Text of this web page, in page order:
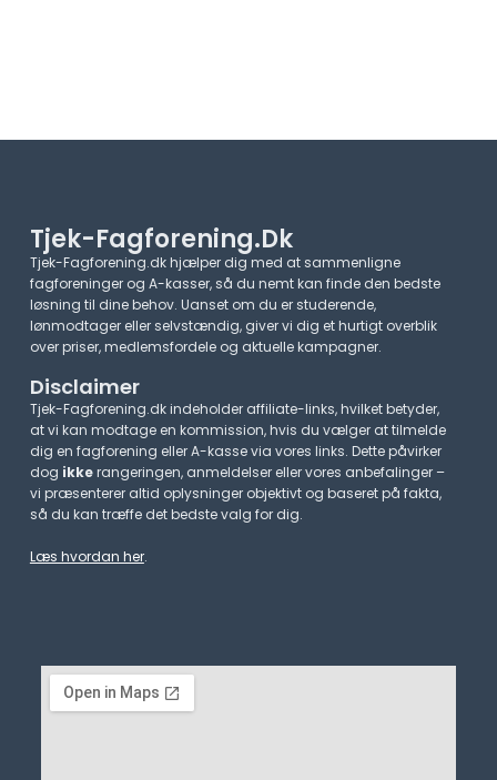
Tjek-Fagforening.dk
Tjek-Fagforening.dk hjælper dig med at sammenligne
fagforeninger og A-kasser, så du nemt kan finde den bedste
løsning til dine behov. Uanset om du er studerende,
lønmodtager eller selvstændig, giver vi dig et hurtigt overblik
over priser, medlemsfordele og aktuelle kampagner.​
Disclaimer
Tjek-Fagforening.dk indeholder affiliate-links, hvilket betyder,
at vi kan modtage en kommission, hvis du vælger at tilmelde
dig en fagforening eller A-kasse via vores links. Dette påvirker
dog ikkerangeringen, anmeldelser eller vores anbefalinger –
vi præsenterer altid oplysninger objektivt og baseret på fakta,
så du kan træffe det bedste valg for dig.
Læs hvordan her.